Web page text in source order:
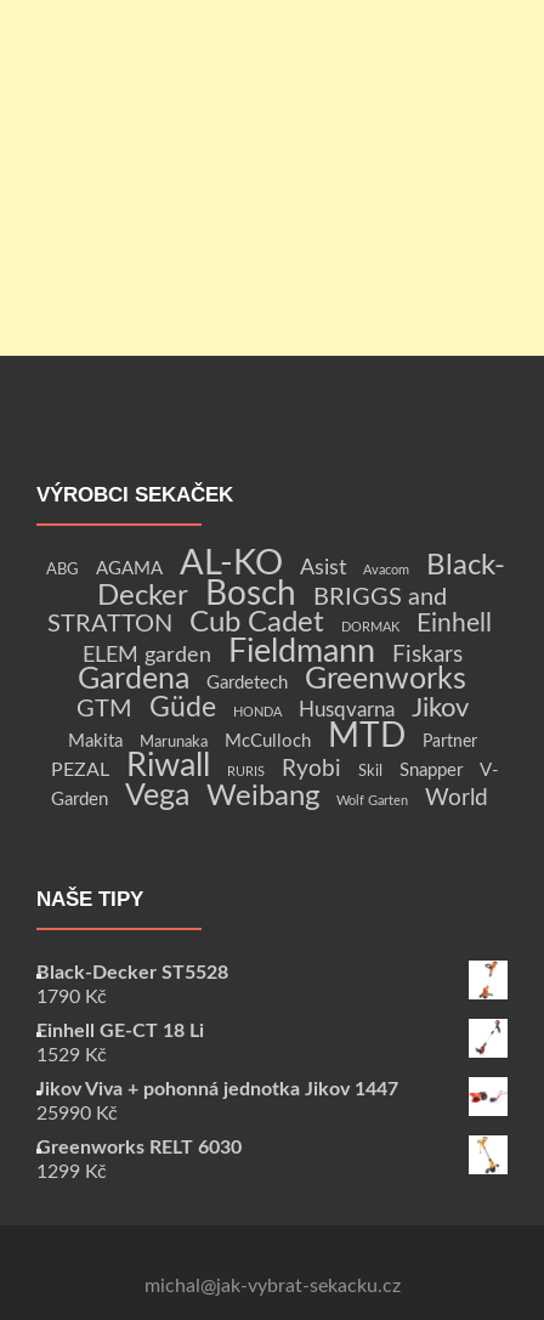
VÝROBCI SEKAČEK
ABG AGAMA AL-KO Asist Avacom
Black-
Decker
Bosch
BRIGGS and
STRATTON
Cub Cadet DORMAK Einhell
ELEM garden Fieldmann Fiskars
Gardena Gardetech Greenworks
GTM Güde HONDA Husqvarna Jikov
Makita Marunaka McCulloch MTD Partner
PEZAL Riwall RURIS Ryobi Skil Snapper
V-
Garden
Vega Weibang Wolf Garten World
NAŠE TIPY
Black-Decker ST5528
1790 Kč
Einhell GE-CT 18 Li
1529 Kč
Jikov Viva + pohonná jednotka Jikov 1447
25990 Kč
Greenworks RELT 6030
1299 Kč
michal@jak-vybrat-sekacku.cz